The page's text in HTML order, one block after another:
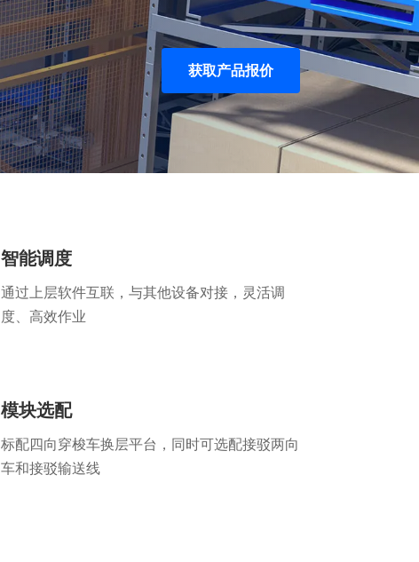
获取产品报价
智能调度
通过上层软件互联，与其他设备对接，灵活调
度、高效作业
模块选配
标配四向穿梭车换层平台，同时可选配接驳两向
车和接驳输送线